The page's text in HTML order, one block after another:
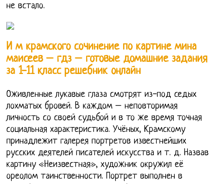
не встало.
И м крамского сочинение по картине мина
маисеев – гдз – готовые домашние задания
за 1-11 класс решебник онлайн
Оживленные лукавые глаза смотрят из-под седых
лохматых бровей. В каждом – неповторимая
личность со своей судьбой и в то же время точная
социальная характеристика. Учёных, Крамскому
принадлежит галерея портретов известнейших
русских деятелей писателей искусства и т. д. Назвав
картину «Неизвестная», художник окружил её
ореолом таинственности. Портрет выполнен в